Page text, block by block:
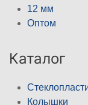
12 мм
Оптом
Каталог
Колышки